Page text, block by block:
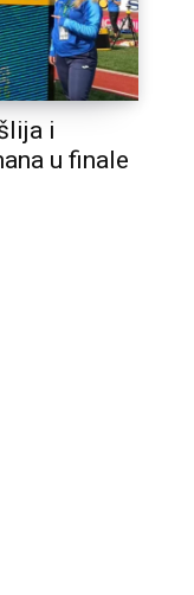
i
u finale